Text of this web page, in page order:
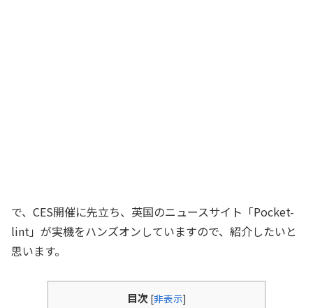
で、CES開催に先立ち、英国のニュースサイト「Pocket-
lint」が実機をハンズオンしていますので、紹介したいと
思います。
目次 [非表示]